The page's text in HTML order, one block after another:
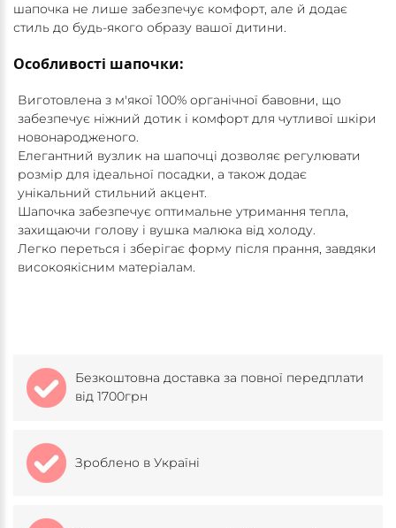
шапочка не лише забезпечує комфорт, але й додає
стиль до будь-якого образу вашої дитини.
Особливості шапочки:
Виготовлена з м'якої 100% органічної бавовни, що
забезпечує ніжний дотик і комфорт для чутливої шкіри
новонародженого.
Елегантний вузлик на шапочці дозволяє регулювати
розмір для ідеальної посадки, а також додає
унікальний стильний акцент.
Шапочка забезпечує оптимальне утримання тепла,
захищаючи голову і вушка малюка від холоду.
Легко переться і зберігає форму після прання, завдяки
високоякісним матеріалам.
Безкоштовна доставка за повної передплати
від 1700грн
Зроблено в Україні